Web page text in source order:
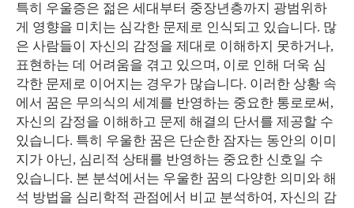
특히 우울증은 젊은 세대부터 중장년층까지 광범위하
게 영향을 미치는 심각한 문제로 인식되고 있습니다. 많
은 사람들이 자신의 감정을 제대로 이해하지 못하거나,
표현하는 데 어려움을 겪고 있으며, 이로 인해 더욱 심
각한 문제로 이어지는 경우가 많습니다. 이러한 상황 속
에서 꿈은 무의식의 세계를 반영하는 중요한 통로로써,
자신의 감정을 이해하고 문제 해결의 단서를 제공할 수
있습니다. 특히 우울한 꿈은 단순한 잠자는 동안의 이미
지가 아닌, 심리적 상태를 반영하는 중요한 신호일 수
있습니다. 본 분석에서는 우울한 꿈의 다양한 의미와 해
석 방법을 심리학적 관점에서 비교 분석하여, 자신의 감